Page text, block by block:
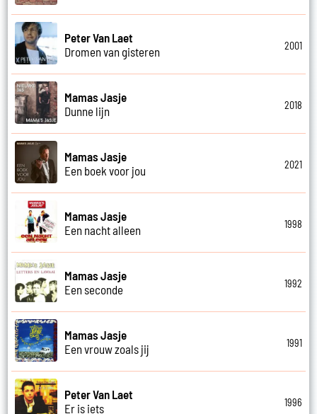
Peter Van Laet
Dromen van gisteren
2001
Mamas Jasje
Dunne lijn
2018
Mamas Jasje
Een boek voor jou
2021
Mamas Jasje
Een nacht alleen
1998
Mamas Jasje
Een seconde
1992
Mamas Jasje
Een vrouw zoals jij
1991
Peter Van Laet
Er is iets
1996